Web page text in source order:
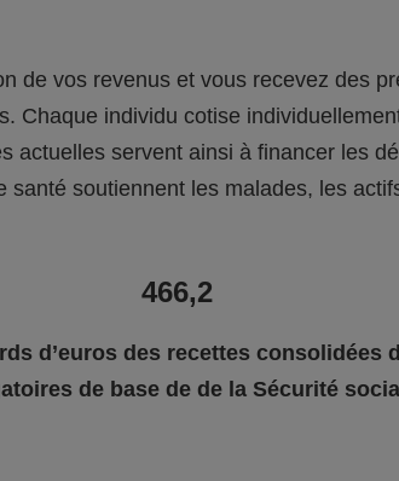
de vos revenus et vous recevez des
Chaque individu cotise
actuelles servent ainsi à financer les
santé soutiennent les malades, les
466,2
d’euros des recettes consolidées
de base de de la Sécurité